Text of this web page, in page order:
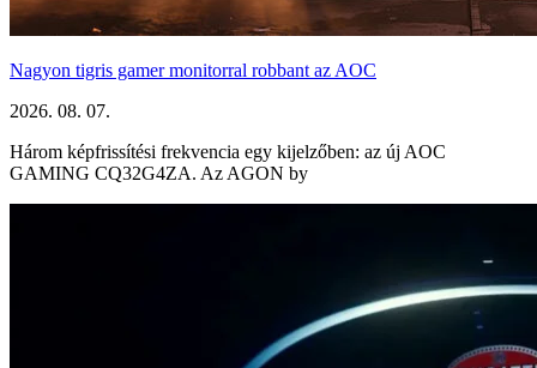
Nagyon tigris gamer monitorral robbant az AOC
2026. 08. 07.
Három képfrissítési frekvencia egy kijelzőben: az új AOC
GAMING CQ32G4ZA. Az AGON by